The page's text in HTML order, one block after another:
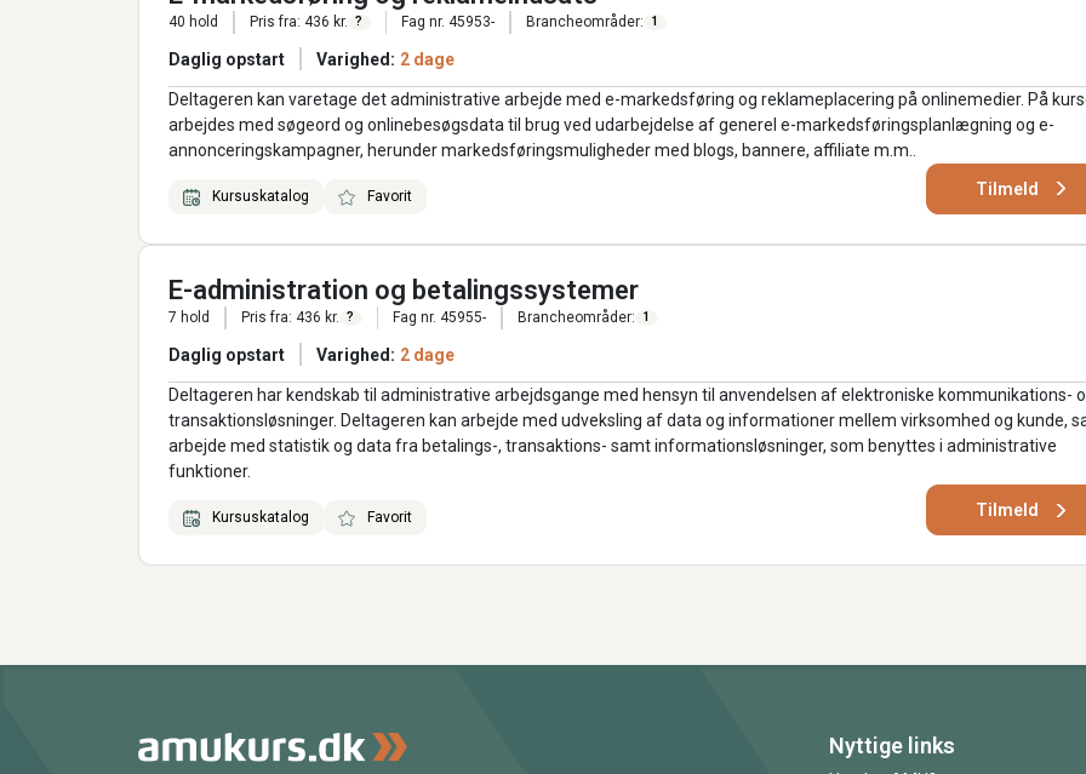
40 hold Pris fra: 436 kr. ? Fag nr. 45953- Brancheområder: 1
Daglig opstart Varighed: 2 dage
Deltageren kan varetage det administrative arbejde med e-markedsføring og reklameplacering på onlinemedier. På
arbejdes med søgeord og onlinebesøgsdata til brug ved udarbejdelse af generel e-markedsføringsplanlægning og e-
annonceringskampagner, herunder markedsføringsmuligheder med blogs, bannere, affiliate m.m..
Kursuskatalog Favorit Tilmeld
E-administration og betalingssystemer
7 hold Pris fra: 436 kr. ? Fag nr. 45955- Brancheområder: 1
Daglig opstart Varighed: 2 dage
Deltageren har kendskab til administrative arbejdsgange med hensyn til anvendelsen af elektroniske kommunikations-
transaktionsløsninger. Deltageren kan arbejde med udveksling af data og informationer mellem virksomhed og kunde,
arbejde med statistik og data fra betalings-, transaktions- samt informationsløsninger, som benyttes i administrative
funktioner.
Kursuskatalog Favorit Tilmeld
Nyttige links